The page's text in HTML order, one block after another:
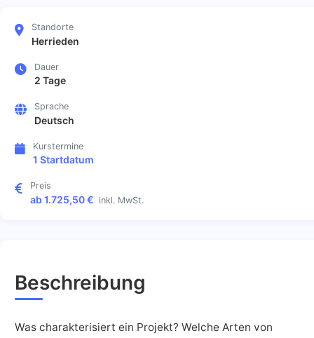
Standorte
Herrieden
Dauer
2 Tage
Sprache
Deutsch
Kurstermine
1 Startdatum
Preis
ab 1.725,50 € inkl. MwSt.
Beschreibung
Was charakterisiert ein Projekt? Welche Arten von